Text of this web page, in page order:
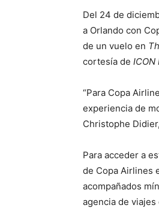
Del 24 de
a Orlando con
de un vuelo en
cortesía de ICON
“Para Copa
experiencia de
Christophe
Para acceder a
de Copa Airlines
acompañados
agencia de viajes